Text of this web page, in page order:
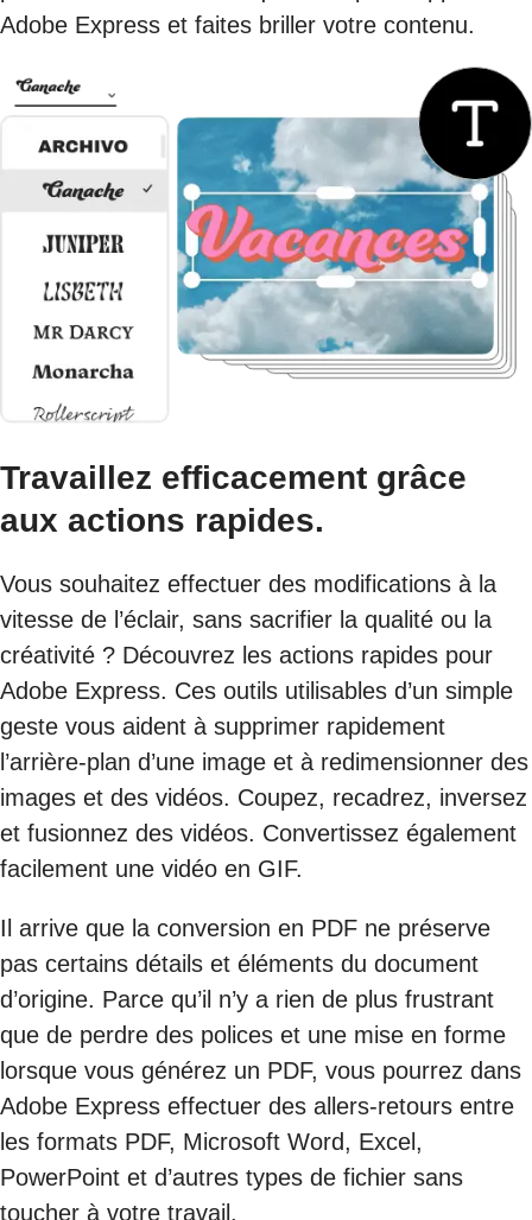
Adobe Express et faites briller votre contenu.
Travaillez efficacement grâce
aux actions rapides.
Vous souhaitez effectuer des modifications à la
vitesse de l’éclair, sans sacrifier la qualité ou la
créativité ? Découvrez les actions rapides pour
Adobe Express. Ces outils utilisables d’un simple
geste vous aident à supprimer rapidement
l’arrière-plan d’une image et à redimensionner des
images et des vidéos. Coupez, recadrez, inversez
et fusionnez des vidéos. Convertissez également
facilement une vidéo en GIF.
Il arrive que la conversion en PDF ne préserve
pas certains détails et éléments du document
d’origine. Parce qu’il n’y a rien de plus frustrant
que de perdre des polices et une mise en forme
lorsque vous générez un PDF, vous pourrez dans
Adobe Express effectuer des allers-retours entre
les formats PDF, Microsoft Word, Excel,
PowerPoint et d’autres types de fichier sans
toucher à votre travail.